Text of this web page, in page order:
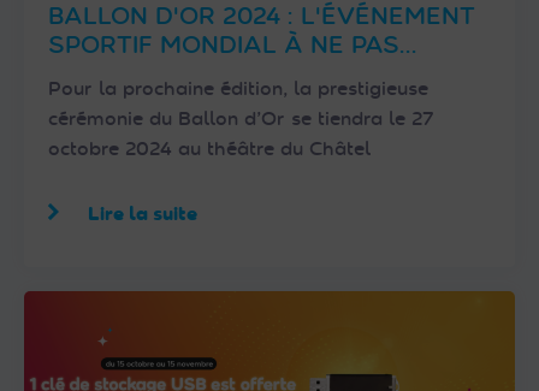
BALLON D'OR 2024 : L'ÉVÉNEMENT
SPORTIF MONDIAL À NE PAS
MANQUER EN DIRECT SUR
FRANSAT
Pour la prochaine édition, la prestigieuse
cérémonie du Ballon d’Or se tiendra le 27
octobre 2024 au théâtre du Châtel
Lire la suite